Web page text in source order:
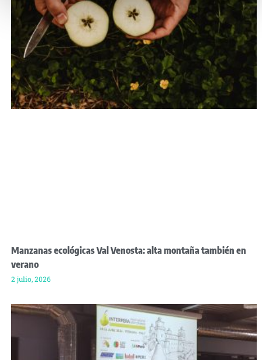
Manzanas ecológicas Val Venosta: alta montaña también en
verano
2 julio, 2026